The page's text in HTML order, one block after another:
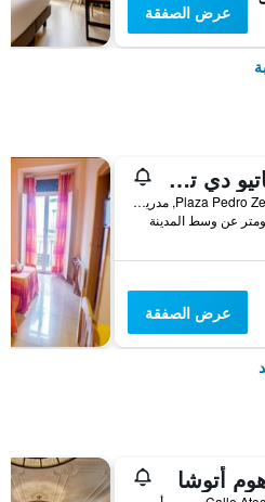
عرض الصفقة
إل باتيو دي تشويكا - هوستل
Plaza Pedro Zerolo, 3, مدريد, أسبانيا
عرض الصفقة
أتوشا